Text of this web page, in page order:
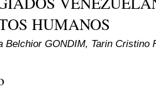
HUMANOS
Belchior GONDIM, Tarin Cristino